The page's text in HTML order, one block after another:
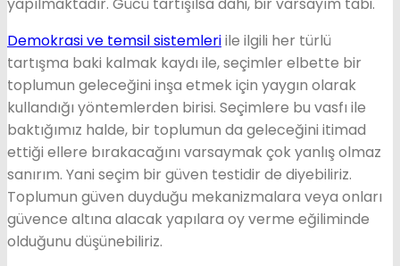
Demokrasi ve temsil sistemleriile ilgili her türlü
tartışma baki kalmak kaydı ile, seçimler elbette bir
toplumun geleceğini inşa etmek için yaygın olarak
kullandığı yöntemlerden birisi. Seçimlere bu vasfı ile
baktığımız halde, bir toplumun da geleceğini itimad
ettiği ellere bırakacağını varsaymak çok yanlış olmaz
sanırım. Yani seçim bir güven testidir de diyebiliriz.
Toplumun güven duyduğu mekanizmalara veya onları
güvence altına alacak yapılara oy verme eğiliminde
olduğunu düşünebiliriz.